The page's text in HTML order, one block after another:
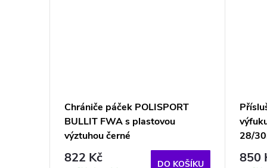
Chrániče páček POLISPORT
BULLIT FWA s plastovou
výztuhou černé
822 Kč DO KOŠÍKU
28/
850